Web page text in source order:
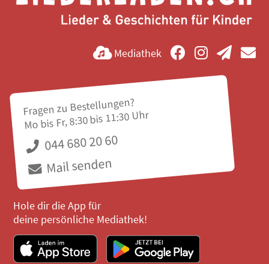
Mediathek
Fragen zu Bestellungen?
Mo bis Fr, 8:30 bis 11:30 Uhr
044 680 20 60
Mail senden
Hole dir die App für
deine persönliche Mediathek!